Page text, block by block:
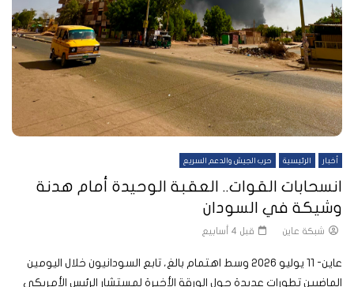
أخبار الرئيسية حرب الجيش والدعم السريع
انسحابات القوات.. العقبة الوحيدة أمام هدنة
وشيكة في السودان
شبكة عاين قبل 4 أسابيع
عاين- 11 يوليو 2026 وسط اهتمام بالغ، تابع السودانيون خلال اليومين
الماضيين تطورات عديدة حول الورقة الأخيرة لمستشار الرئيس الأمريكي